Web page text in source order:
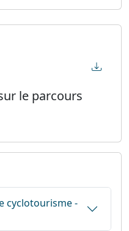
le parcours
cyclotourisme -